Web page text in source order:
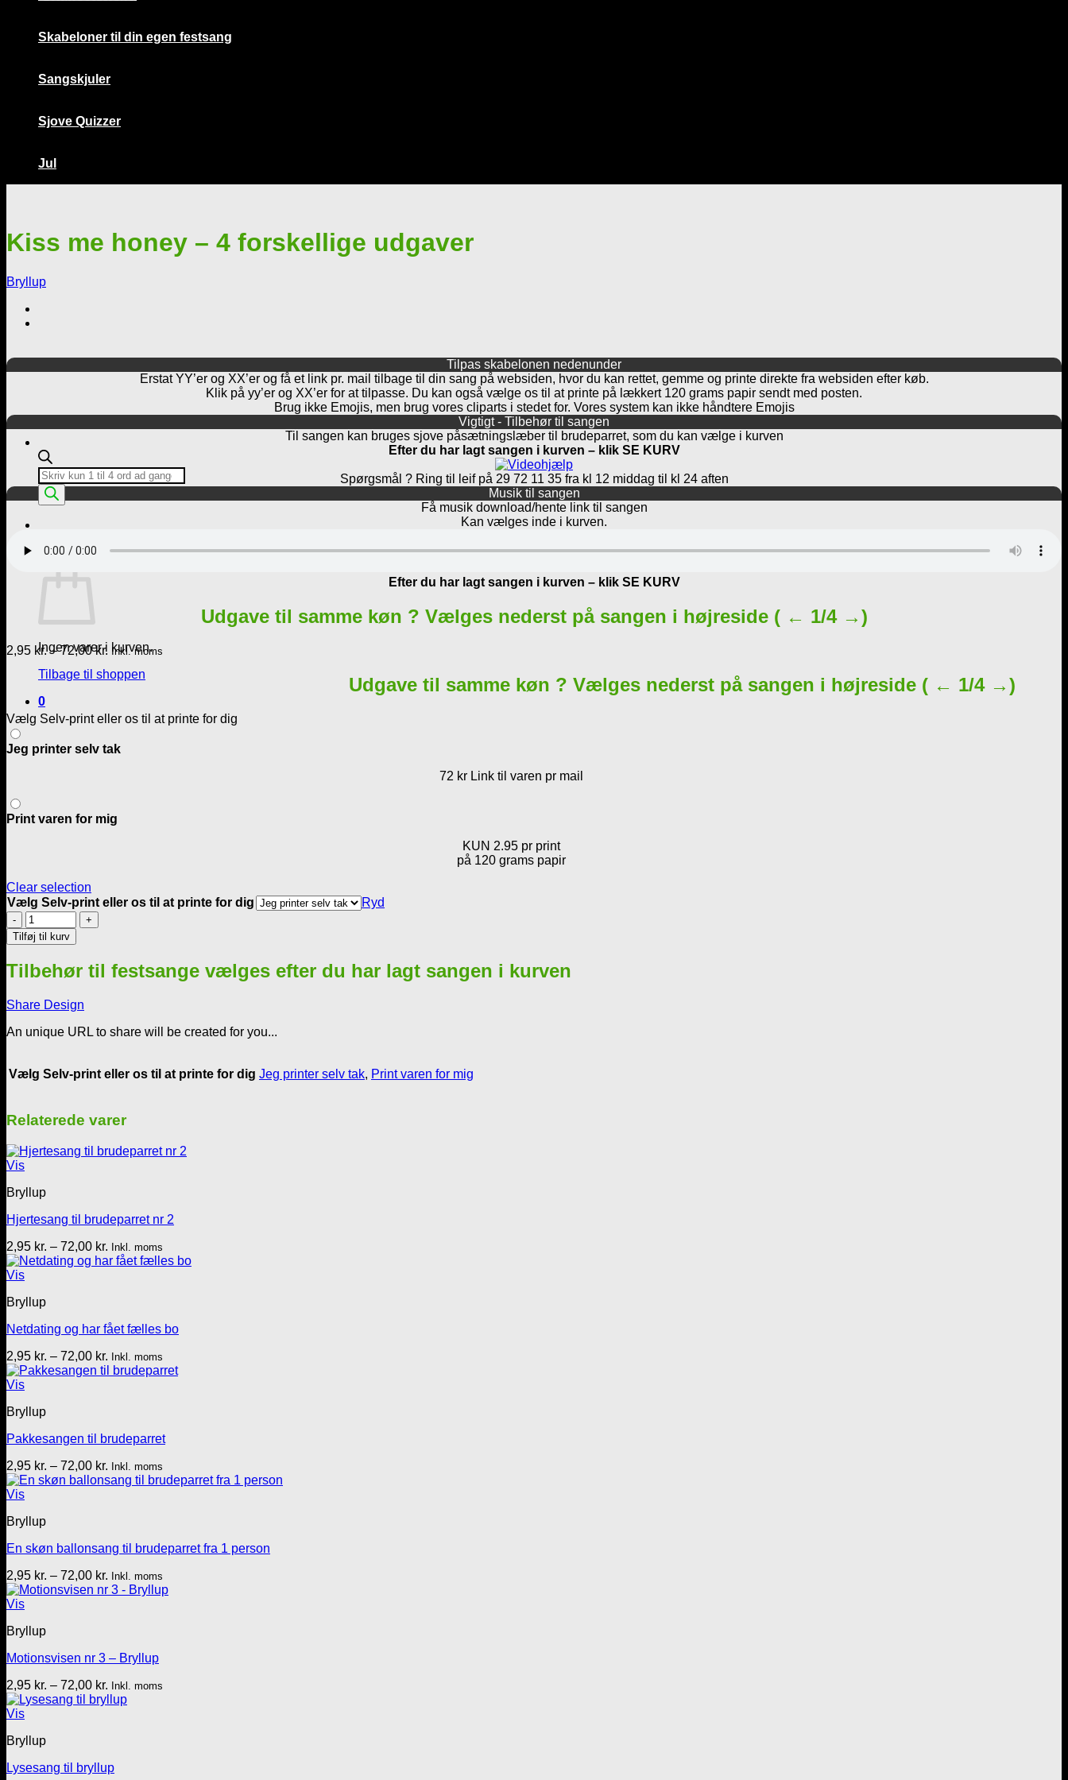
Products
search
Kurv
Ingen varer i kurven.
Tilbage til shoppen
0
Skabeloner til din egen festsang
Sangskjuler
Sjove Quizzer
Jul
Kiss me honey – 4 forskellige udgaver
Bryllup
Tilpas skabelonen nedenunder
Erstat YY’er og XX’er og få et link pr. mail tilbage til din sang på websiden, hvor du kan rettet, gemme og printe direkte fra websiden efter køb.
Klik på yy’er og XX’er for at tilpasse. Du kan også vælge os til at printe på lækkert 120 grams papir sendt med posten.
Brug ikke Emojis, men brug vores cliparts i stedet for. Vores system kan ikke håndtere Emojis
Vigtigt - Tilbehør til sangen
Til sangen kan bruges sjove påsætningslæber til brudeparret, som du kan vælge i kurven
Efter du har lagt sangen i kurven – klik SE KURV
Spørgsmål ? Ring til leif på 29 72 11 35 fra kl 12 middag til kl 24 aften
Musik til sangen
Få musik download/hente link til sangen
Kan vælges inde i kurven.
Efter du har lagt sangen i kurven – klik SE KURV
Udgave til samme køn ? Vælges nederst på sangen i højreside ( ← 1/4 →)
2,95 kr. – 72,00kr. Prisinterval:
til
Inkl. moms
Udgave til samme køn ? Vælges nederst på sangen i højreside ( ← 1/4 →)
Vælg Selv-print eller os til at printe for dig
Jeg printer selv tak
72 kr Link til varen pr mail
Print varen for mig
KUN 2.95 pr print
på 120 grams papir
Clear selection
Vælg Selv-print eller os til at printe for dig
Ryd
Kiss
me
honey
4
udgaver
Tilføj til kurv
Tilbehør til festsange vælges efter du har lagt sangen i kurven
Share Design
An unique URL to share will be created for you...
Vælg Selv-print eller os til at printe for dig Jeg printer selv tak, Print varen for mig
Relaterede varer
Vis
Bryllup
Hjertesang til brudeparret nr 2
2,95 kr. – 72,00 kr. Prisinterval:
2,95 kr.
Inkl. moms
Vis
Bryllup
Netdating og har fået fælles bo
2,95 kr. – 72,00 kr. Prisinterval:
2,95 kr.
Inkl. moms
Vis
Bryllup
Pakkesangen til brudeparret
2,95 kr. – 72,00 kr. Prisinterval:
2,95 kr.
Inkl. moms
Vis
Bryllup
En skøn ballonsang til brudeparret fra 1 person
2,95 kr. – 72,00 kr. Prisinterval:
2,95 kr.
Inkl. moms
Vis
Bryllup
Motionsvisen nr 3 – Bryllup
2,95 kr. – 72,00 kr. Prisinterval:
2,95 kr.
Inkl. moms
Vis
Bryllup
Lysesang til bryllup